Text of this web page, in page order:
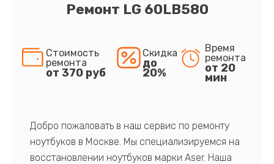
Ремонт LG 60LB580
Стоимость
ремонта
от 370 руб
Скидка
до
20%
Время
ремонта
от 20
мин
Добро пожаловать в наш сервис по ремонту
ноутбуков в Москве. Мы специализируемся на
восстановлении ноутбуков марки Aser. Наша